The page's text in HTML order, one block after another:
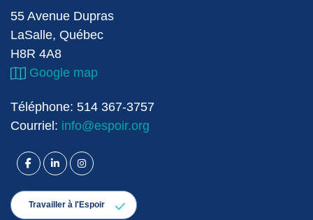
55 Avenue Dupras
LaSalle, Québec
H8R 4A8
Google map
Téléphone: 514 367-3757
Courriel: info@espoir.org
facebooklinkedininstagram
Travailler à l'Espoir